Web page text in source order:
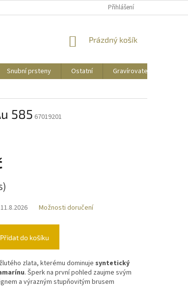
CENY DOPRAVYPřihlášení
NÁKUPNÍ
Prázdný košík
Snubní prsteny Ostatní Gravírovatelné
585 67019201
)
11.8.2026 Možnosti doručení
Přidat do košíku
zlata, kterému dominuje syntetický
. Šperk na první pohled zaujme svým
a výrazným stupňovitým brusem